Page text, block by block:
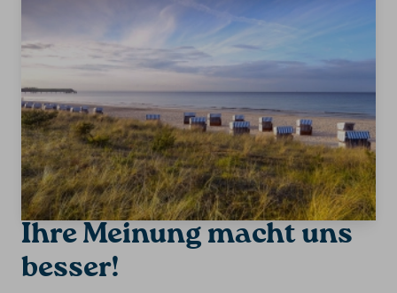
Ihre Meinung macht uns
besser!